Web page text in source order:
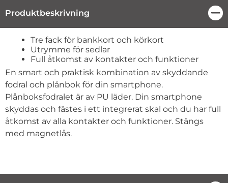
Produktbeskrivning
Produktbeskrivning
Tre fack för bankkort och körkort
Utrymme för sedlar
Full åtkomst av kontakter och funktioner
En smart och praktisk kombination av skyddande
fodral och plånbok för din smartphone.
Plånboksfodralet är av PU läder. Din smartphone
skyddas och fästes i ett integrerat skal och du har full
åtkomst av alla kontakter och funktioner. Stängs
med magnetlås.